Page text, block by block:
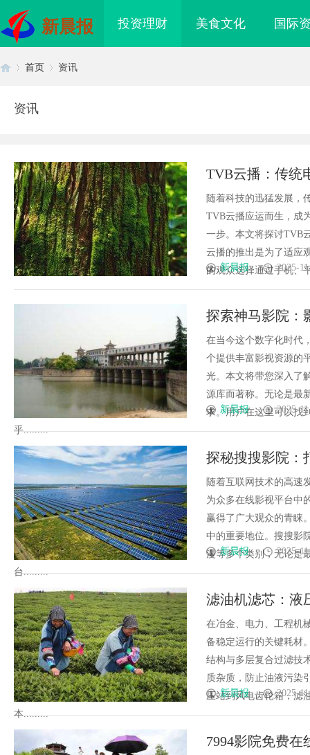
新晨报 投资理财 美食文化 国际
首页 资讯
资讯
TVB云播：传统
随着科技的迅猛发展，
TVB云播应运而生，成
一步。本文将探讨TVB
云播的推出是为了适应
的观众选择通过手机、
新晨报 2025-
探索神马影院：
在当今这个数字化时代
个提供丰富影视资源的
光。本文将带您深入了
源库而著称。无论是最
求。用户在这里可以找
乎.........
新晨报 2025-
探秘搜搜影院：
随着互联网技术的高速
为众多在线影视平台中
赢得了广大观众的青睐
中的重要地位。搜搜影
漫等多个类别，无论是
台.........
新晨报 2025-
滤油机滤芯：液
在冶金、电力、工程机
备稳定运行的关键耗材
结构与多层复合过滤技
质杂质，防止油液污染
压站到风电齿轮箱，滤
本.........
新晨报 2025-
7994影院免费
买网站选择及使用指 商标购买：即买即用，规避侵权